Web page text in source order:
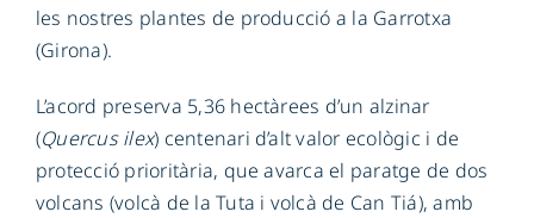
les nostres plantes de producció a la Garrotxa
(Girona).
L’acord preserva 5,36 hectàrees d’un alzinar
(Quercus ilex) centenari d’alt valor ecològic i de
protecció prioritària, que avarca el paratge de dos
volcans (volcà de la Tuta i volcà de Can Tiá), amb